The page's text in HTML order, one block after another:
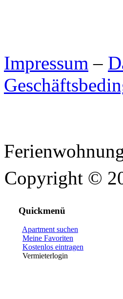
Impressum –
Copyright ©
Quickmenü
Apartment suchen
Meine Favoriten
Kostenlos eintragen
Vermieterlogin